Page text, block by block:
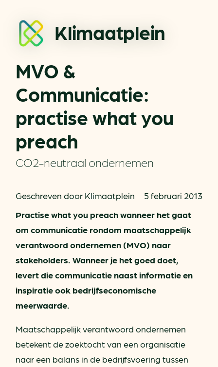
Klimaatplein
MVO &
Communicatie:
practise what you
preach
CO2-neutraal ondernemen
Geschreven door Klimaatplein
5 februari 2013
Practise what you preach wanneer het gaat
om communicatie rondom maatschappelijk
verantwoord ondernemen (MVO) naar
stakeholders. Wanneer je het goed doet,
levert die communicatie naast informatie en
inspiratie ook bedrijfseconomische
meerwaarde.
Maatschappelijk verantwoord ondernemen
betekent de zoektocht van een organisatie
naar een balans in de bedrijfsvoering tussen